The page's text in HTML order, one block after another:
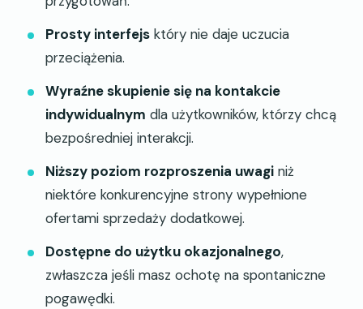
Prosty interfejs który nie daje uczucia
przeciążenia.
Wyraźne skupienie się na kontakcie
indywidualnym dla użytkowników, którzy chcą
bezpośredniej interakcji.
Niższy poziom rozproszenia uwagi niż
niektóre konkurencyjne strony wypełnione
ofertami sprzedaży dodatkowej.
Dostępne do użytku okazjonalnego,
zwłaszcza jeśli masz ochotę na spontaniczne
pogawędki.